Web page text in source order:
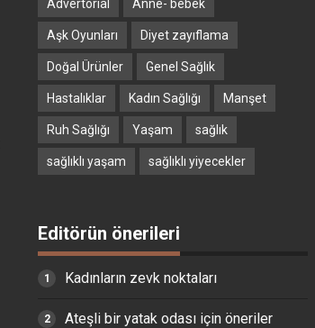
Advertorial Anne- bebek
Aşk Oyunları Diyet zayıflama
Doğal Ürünler Genel Sağlık
Hastalıklar Kadın Sağlığı Manşet
Ruh Sağlığı Yaşam sağlık
sağlıklı yaşam sağlıklı yiyecekler
Editörün önerileri
Kadınların zevk noktaları
Ateşli bir yatak odası için öneriler